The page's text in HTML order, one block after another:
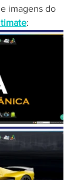
imagens do
: